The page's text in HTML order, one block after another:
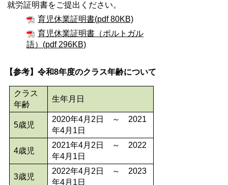
就労証明書をご提出ください。
育児休業証明書(pdf 80KB)
育児休業証明書（ポルトガル
語）(pdf 296KB)
【参考】令和8年度のクラス年齢について
クラス
年齢
生年月日
5歳児
2020年4月2日 ～ 2021
年4月1日
4歳児
2021年4月2日 ～ 2022
年4月1日
3歳児
2022年4月2日 ～ 2023
年4月1日